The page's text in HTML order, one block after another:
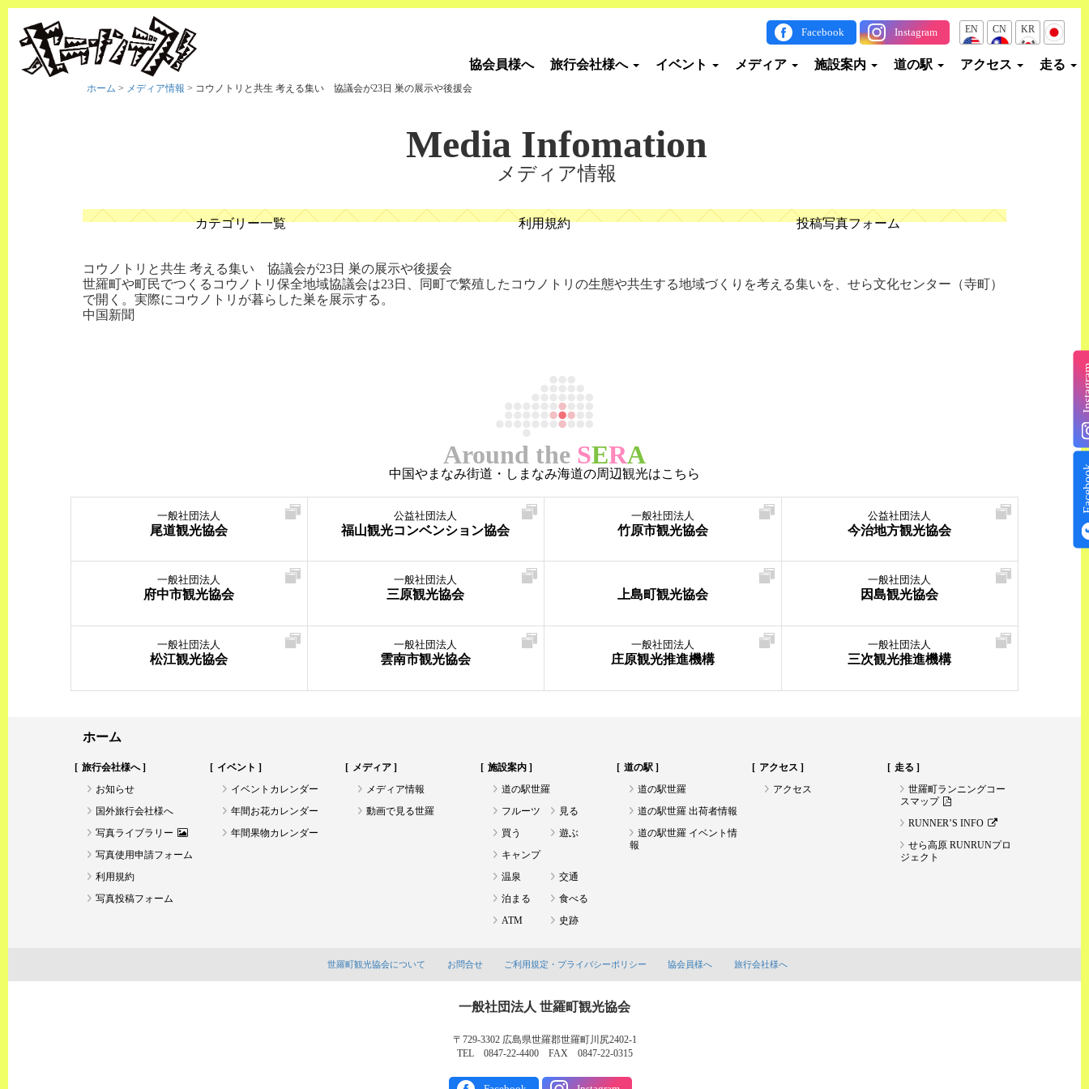
Facebook Instagram EN CN KR JP
協会員様へ 旅行会社様へ イベント メディア 施設案内 道の駅 アクセス 走る
ホーム > メディア情報 > コウノトリと共生 考える集い 協議会が23日 巣の展示や後援会
Media Infomation
メディア情報
カテゴリー一覧 利用規約 投稿写真フォーム
コウノトリと共生 考える集い 協議会が23日 巣の展示や後援会
世羅町や町民でつくるコウノトリ保全地域協議会は23日、同町で繁殖したコウノトリの生態や共生する地域づくりを考える集いを、せら文化センター（寺町）
で開く。実際にコウノトリが暮らした巣を展示する。
中国新聞
Around the SERA
中国やまなみ街道・しまなみ海道の周辺観光はこちら
一般社団法人
尾道観光協会
公益社団法人
福山観光コンベンション協会
一般社団法人
竹原市観光協会
公益社団法人
今治地方観光協会
一般社団法人
府中市観光協会
一般社団法人
三原観光協会 上島町観光協会
一般社団法人
因島観光協会
一般社団法人
松江観光協会
一般社団法人
雲南市観光協会
一般社団法人
庄原観光推進機構
一般社団法人
三次観光推進機構
ホーム
旅行会社様へ
お知らせ
国外旅行会社様へ
写真ライブラリー
写真使用申請フォーム
利用規約
写真投稿フォーム
イベント
イベントカレンダー
年間お花カレンダー
年間果物カレンダー
メディア
メディア情報
動画で見る世羅
施設案内
道の駅世羅
フルーツ
見る
買う
遊ぶ
キャンプ
温泉
交通
泊まる
食べる
ATM
史跡
道の駅
道の駅世羅
道の駅世羅 出荷者情報
道の駅世羅 イベント情
報
アクセス
アクセス
走る
世羅町ランニングコー
スマップ
RUNNER’S INFO
せら高原 RUNRUNプロ
ジェクト
世羅町観光協会について お問合せ ご利用規定・プライバシーポリシー 協会員様へ 旅行会社様へ
一般社団法人 世羅町観光協会
〒729-3302 広島県世羅郡世羅町川尻2402-1
TEL 0847-22-4400 FAX 0847-22-0315